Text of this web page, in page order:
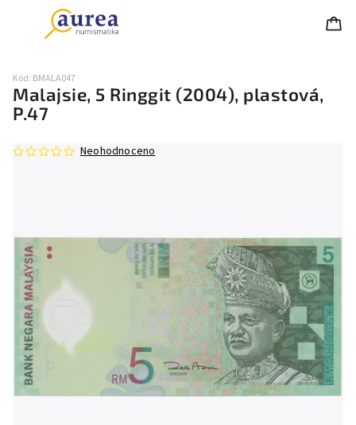
Malajsie, 5 Ringgit (2004), plastová,
P.47
Kód: BMALA047
Neohodnoceno